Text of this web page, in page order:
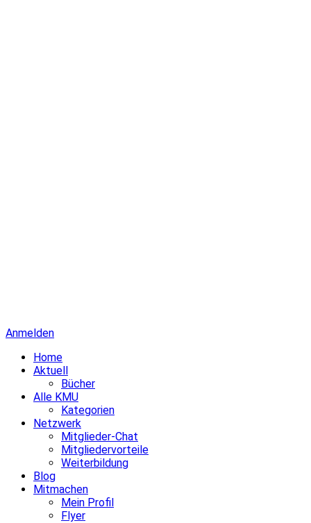
Anmelden
Home
Aktuell
Bücher
Alle KMU
Kategorien
Netzwerk
Mitglieder-Chat
Mitgliedervorteile
Weiterbildung
Blog
Mitmachen
Mein Profil
Flyer